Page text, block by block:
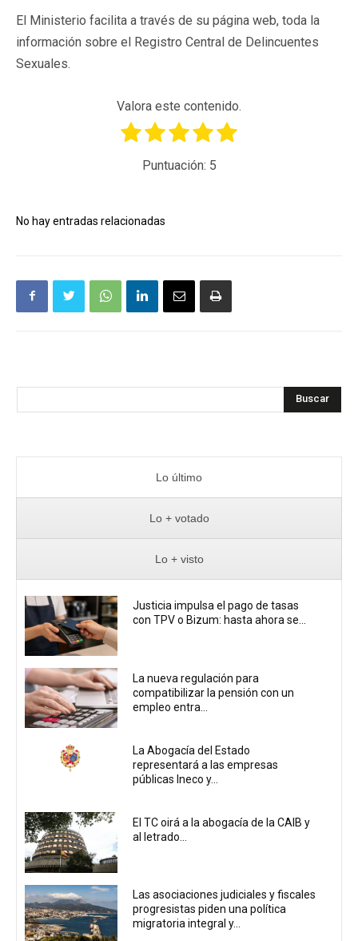
El Ministerio facilita a través de su página web, toda la
información sobre el Registro Central de Delincuentes
Sexuales.
Valora este contenido.
Puntuación: 5
No hay entradas relacionadas
Buscar
Lo último
Lo + votado
Lo + visto
Justicia impulsa el pago de tasas
con TPV o Bizum: hasta ahora se...
La nueva regulación para
compatibilizar la pensión con un
empleo entra...
La Abogacía del Estado
representará a las empresas
públicas Ineco y...
El TC oirá a la abogacía de la CAIB y
al letrado...
Las asociaciones judiciales y fiscales
progresistas piden una política
migratoria integral y...